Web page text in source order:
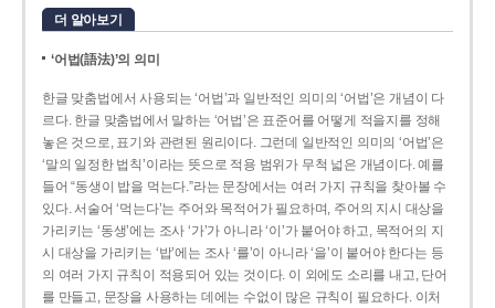
더 알아보기
‘어법(語法)’의 의미
한글 맞춤법에서 사용되는 ‘어법’과 일반적인 의미의 ‘어법’은 개념이 다
르다. 한글 맞춤법에서 말하는 ‘어법’은 표준어를 어떻게 적을지를 정해
놓은 것으로, 표기와 관련된 원리이다. 그런데 일반적인 의미의 ‘어법’은
‘말의 일정한 법칙’이라는 뜻으로 적용 범위가 무척 넓은 개념이다. 예를
들어 “동생이 밥을 먹는다.”라는 문장에서는 여러 가지 규칙을 찾아볼 수
있다. 서술어 ‘먹는다’는 주어와 목적어가 필요하며, 주어의 지시 대상을
가리키는 ‘동생’에는 조사 ‘가’가 아니라 ‘이’가 붙어야 하고, 목적어의 지
시 대상을 가리키는 ‘밥’에는 조사 ‘를’이 아니라 ‘을’이 붙어야 한다는 등
의 여러 가지 규칙이 적용되어 있는 것이다. 이 외에도 소리를 내고, 단어
를 만들고, 문장을 사용하는 데에는 수없이 많은 규칙이 필요하다. 이처